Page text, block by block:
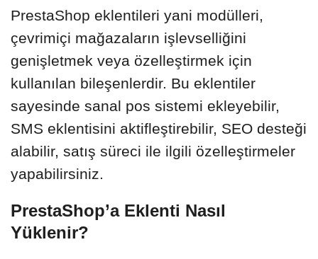
PrestaShop eklentileri yani modülleri,
çevrimiçi mağazaların işlevselliğini
genişletmek veya özelleştirmek için
kullanılan bileşenlerdir. Bu eklentiler
sayesinde sanal pos sistemi ekleyebilir,
SMS eklentisini aktifleştirebilir, SEO desteği
alabilir, satış süreci ile ilgili özelleştirmeler
yapabilirsiniz.
PrestaShop’a Eklenti Nasıl
Yüklenir?